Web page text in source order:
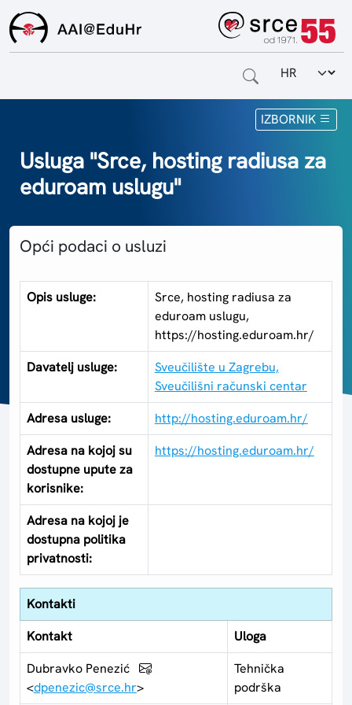
Odabir
IZBORNIK
Za krajnje korisnike
Za davatelje usluga
Za matične ustanove
Kontakt
Usluga "Srce, hosting radiusa za
eduroam uslugu"
Opći podaci o usluzi
Opis usluge:
Srce, hosting radiusa za
eduroam uslugu,
https://hosting.eduroam.hr/
Davatelj usluge:
Sveučilište u Zagrebu,
Sveučilišni računski centar
Adresa usluge:
http://hosting.eduroam.hr/
Adresa na kojoj su
dostupne upute za
korisnike:
https://hosting.eduroam.hr/
Adresa na kojoj je
dostupna politika
privatnosti:
Kontakti
Kontakt
Uloga
Dubravko Penezić
<dpenezic@srce.hr>
Tehnička
podrška